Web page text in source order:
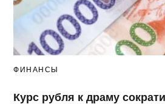
ФИНАНСЫ
Курс рубля к драму